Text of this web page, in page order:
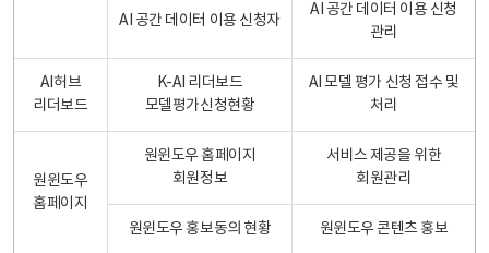
AI 공간 데이터 이용 신청자
AI 공간 데이터 이용 신청
관리
AI허브
리더보드
K-AI 리더보드
모델평가신청현황
AI 모델 평가 신청 접수 및
처리
원윈도우
홈페이지
원윈도우 홈페이지
회원정보
서비스 제공을 위한
회원관리
원윈도우 홍보동의 현황 원윈도우 콘텐츠 홍보